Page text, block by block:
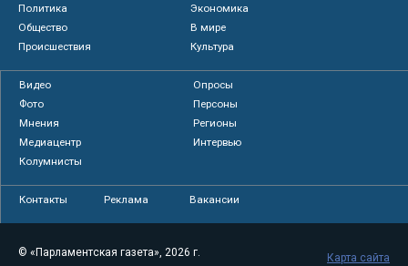
Политика
Экономика
Общество
В мире
Происшествия
Культура
Видео
Опросы
Фото
Персоны
Мнения
Регионы
Медиацентр
Интервью
Колумнисты
Контакты Реклама Вакансии
© «Парламентская газета», 2026 г.
Карта сайта